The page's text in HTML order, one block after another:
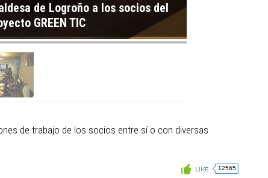
de Logroño a los socios del
GREEN TIC
de trabajo de los socios entre sí o con diversas
12565